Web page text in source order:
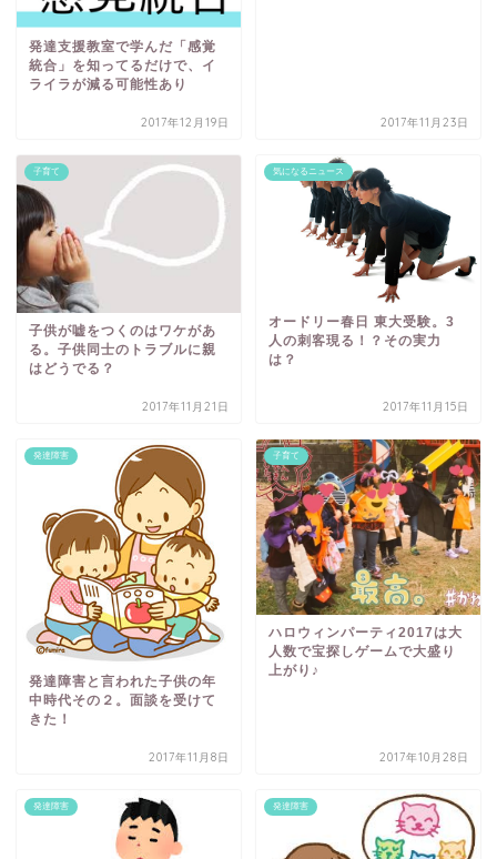
発達支援教室で学んだ「感覚
統合」を知ってるだけで、イ
ライラが減る可能性あり
2017年12月19日 2017年11月23日
子育て
子供が嘘をつくのはワケがあ
る。子供同士のトラブルに親
はどうでる？
2017年11月21日
気になるニュース
オードリー春日 東大受験。3
人の刺客現る！？その実力
は？
2017年11月15日
発達障害
発達障害と言われた子供の年
中時代その２。面談を受けて
きた！
2017年11月8日
子育て
ハロウィンパーティ2017は大
人数で宝探しゲームで大盛り
上がり♪
2017年10月28日
発達障害 発達障害